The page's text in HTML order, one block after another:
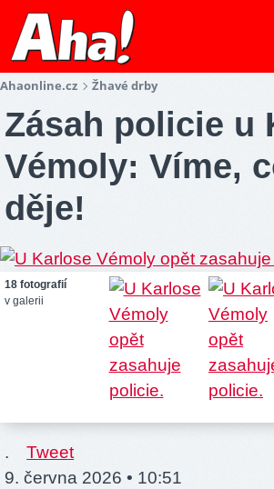
Ahaonline.cz Žhavé drby
Zásah policie u
Vémoly: Víme,
děje!
18 fotografií
v galerii
.
Tweet
9. června 2026 • 10:51